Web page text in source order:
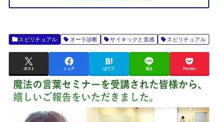
スピリチュアル オーラ診断 サイキックと直感 スピリチュアル
ポスト シェア はてブ 送る Pocket